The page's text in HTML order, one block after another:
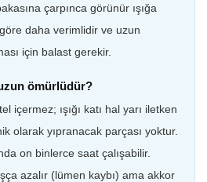
çarpınca görünür ışığa
daha verimlidir ve uzun
için balast gerekir.
ömürlüdür?
içermez; ışığı katı hal yarı iletken
olarak yıpranacak parçası yoktur.
on binlerce saat çalışabilir.
azalır (lümen kaybı) ama akkor